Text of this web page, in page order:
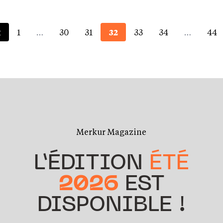
1 … 30 31 32 33 34 … 44
Merkur Magazine
L’ÉDITION ÉTÉ
2026 EST
DISPONIBLE !